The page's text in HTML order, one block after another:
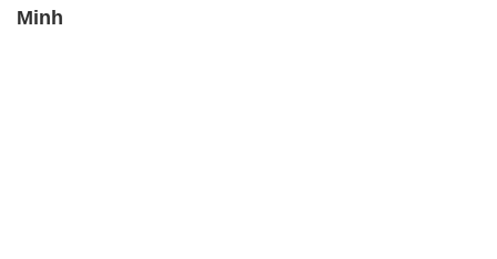
Minh